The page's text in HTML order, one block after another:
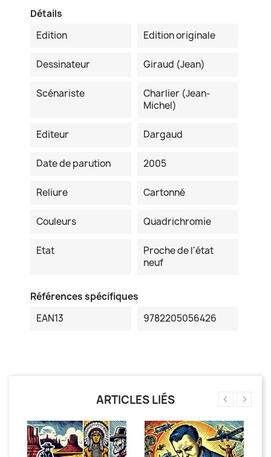
Détails
Edition
Edition originale
Dessinateur Giraud (Jean)
Scénariste
Charlier (Jean-
Michel)
Editeur Dargaud
Date de parution 2005
Reliure Cartonné
Couleurs Quadrichromie
Etat
Proche de l'état
neuf
Références spécifiques
EAN13
9782205056426
ARTICLES LIÉS